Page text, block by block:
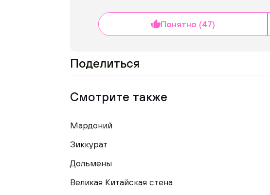
Понятно (47)
Поделиться
Смотрите также
Мардоний
Зиккурат
Дольмены
Великая Китайская стена